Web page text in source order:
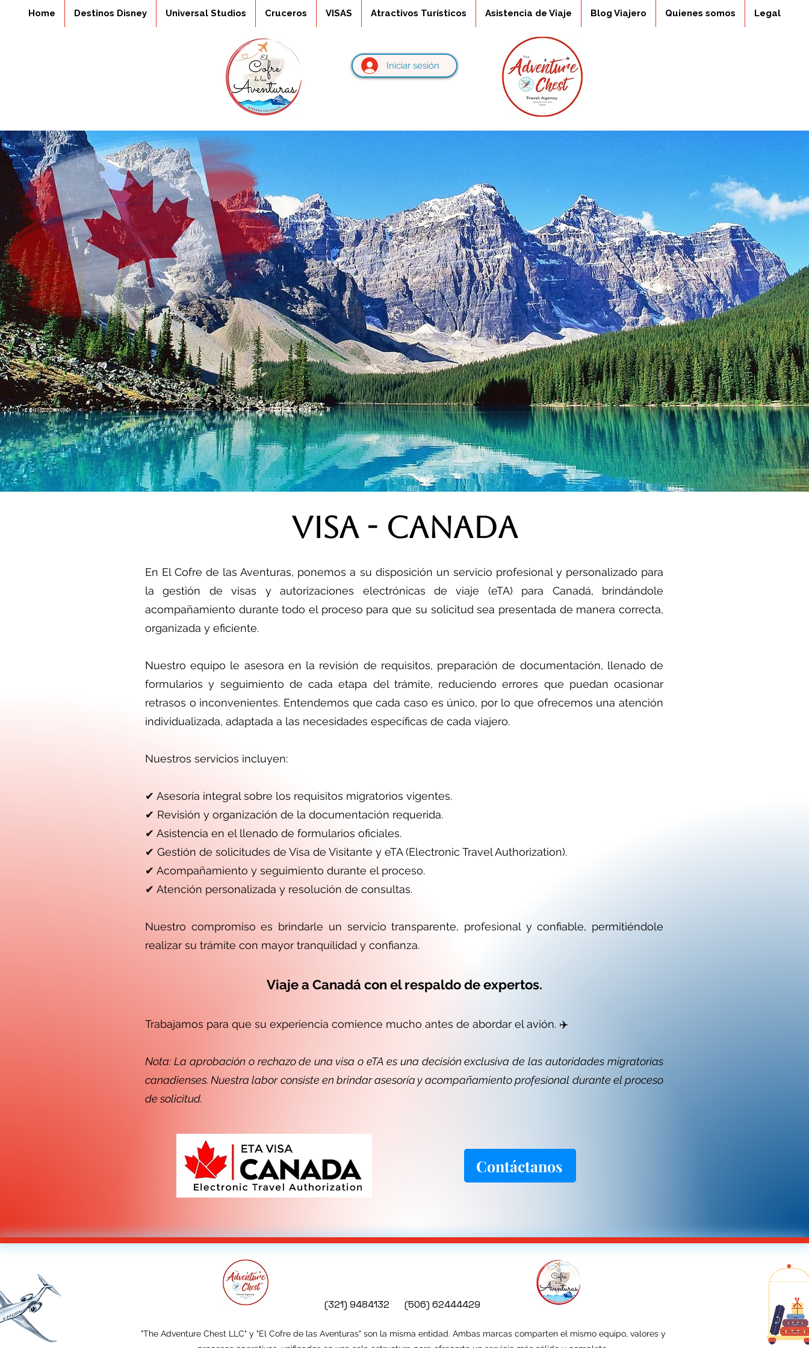
Home Destinos Disney Universal Studios Cruceros VISAS Atractivos Turísticos Asistencia de Viaje Blog Viajero Quienes somos Legal
Iniciar sesión
VISA - CANADA
En El Cofre de las Aventuras, ponemos a su disposición un servicio profesional y personalizado para
la gestión de visas y autorizaciones electrónicas de viaje (eTA) para Canadá, brindándole
acompañamiento durante todo el proceso para que su solicitud sea presentada de manera correcta,
organizada y eficiente.
Nuestro equipo le asesora en la revisión de requisitos, preparación de documentación, llenado de
formularios y seguimiento de cada etapa del trámite, reduciendo errores que puedan ocasionar
retrasos o inconvenientes. Entendemos que cada caso es único, por lo que ofrecemos una atención
individualizada, adaptada a las necesidades específicas de cada viajero.
Nuestros servicios incluyen:
✔ Asesoría integral sobre los requisitos migratorios vigentes.
✔ Revisión y organización de la documentación requerida.
✔ Asistencia en el llenado de formularios oficiales.
✔ Gestión de solicitudes de Visa de Visitante y eTA (Electronic Travel Authorization).
✔ Acompañamiento y seguimiento durante el proceso.
✔ Atención personalizada y resolución de consultas.
Nuestro compromiso es brindarle un servicio transparente, profesional y confiable, permitiéndole
realizar su trámite con mayor tranquilidad y confianza.
Viaje a Canadá con el respaldo de expertos.
Trabajamos para que su experiencia comience mucho antes de abordar el avión. ✈️
Nota: La aprobación o rechazo de una visa o eTA es una decisión exclusiva de las autoridades migratorias
canadienses. Nuestra labor consiste en brindar asesoría y acompañamiento profesional durante el proceso
de solicitud.
Contáctanos
(321) 9484132 (506) 62444429
"The Adventure Chest LLC" y "El Cofre de las Aventuras" son la misma entidad. Ambas marcas comparten el mismo equipo, valores y